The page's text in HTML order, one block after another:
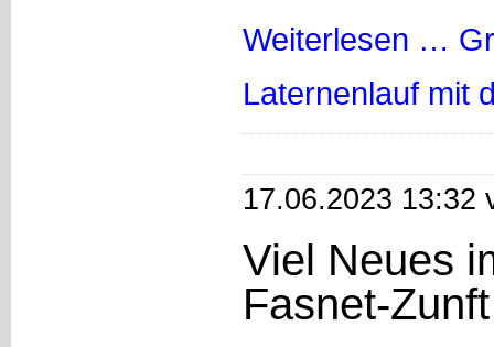
Weiterlesen …
Laternenlauf mit
17.06.2023 13:32
Viel Neues
Fasnet-Zunft